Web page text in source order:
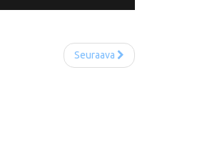
Seuraava